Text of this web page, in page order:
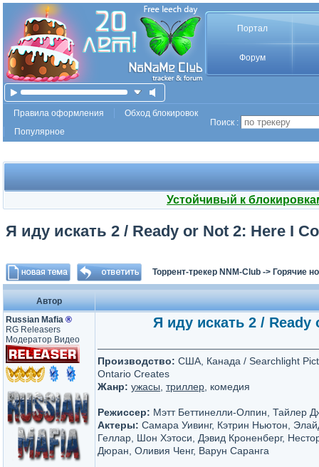
Портал
Форум
Правила оформления
Обход блокировок
Популярное
Поиск :
Устойчивый к
Я иду искать 2 / Ready or Not 2: Here I
Торрент-трекер NNM-Club -> Горячие
Автор
Russian Mafia ®
RG Releasers
Модератор Видео
Я иду искать 2 / Ready
Производство: США, Канада / Searchlight
Ontario Creates
Жанр: ужасы триллер , комедия
Режиссер: Мэтт Беттинелли-Олпин, Тайлер
Актеры: Самара Уивинг, Кэтрин Ньютон,
Геллар, Шон Хэтоси, Дэвид Кроненберг,
Дюран, Оливия Ченг, Варун Саранга